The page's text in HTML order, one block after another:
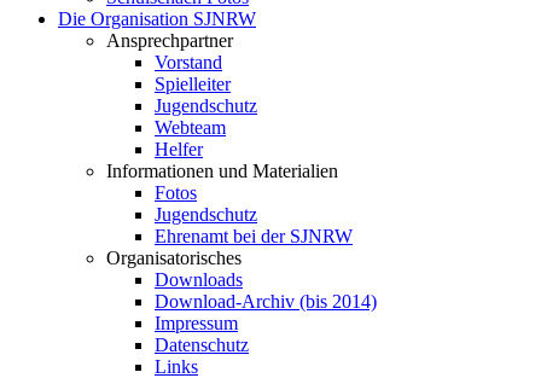
Die Organisation SJNRW
Ansprechpartner
Vorstand
Spielleiter
Jugendschutz
Webteam
Helfer
Informationen und Materialien
Fotos
Jugendschutz
Ehrenamt bei der SJNRW
Organisatorisches
Downloads
Download-Archiv (bis 2014)
Impressum
Datenschutz
Links